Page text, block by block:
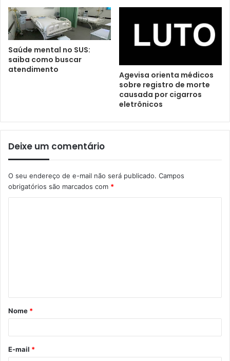
Saúde mental no SUS:
saiba como buscar
atendimento
Agevisa orienta médicos
sobre registro de morte
causada por cigarros
eletrônicos
Deixe um comentário
O seu endereço de e-mail não será publicado. Campos
obrigatórios são marcados com *
Nome *
E-mail *